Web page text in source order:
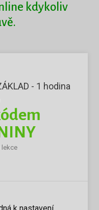
kdykoliv
- 1 hodina
lekce